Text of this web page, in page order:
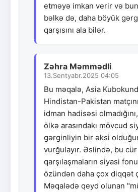
etməyə imkan verir və
bəlkə də, daha böyük
qarşısını ala bilər.
Zəhra Məmmədli
13.Sentyabr.2025 04:05
Bu məqalə, Asia
Hindistan-Pakistan
idman hadisəsi
ölkə arasındakı mövcud
gərginliyin bir əksi
vurğulayır. Əslində, bu cür
qarşılaşmaların siyasi
özündən daha çox diqqət
Məqalədə qeyd olunan